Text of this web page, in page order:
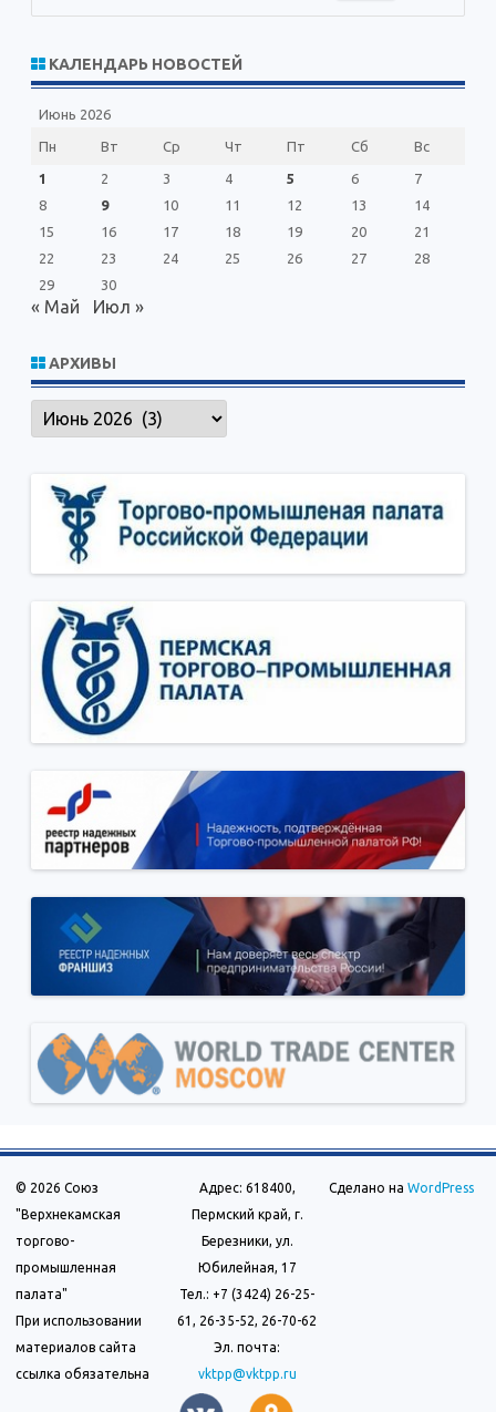
с
к
КАЛЕНДАРЬ НОВОСТЕЙ
Июнь 2026
Пн Вт Ср Чт Пт Сб Вс
1 2 3 4 5 6
7
8
9 10 11 12 13
14
15
16 17 18 19 20
21
22
23 24 25 26 27
28
29
30
« Май Июл »
АРХИВЫ
Архивы
© 2026 Союз
"Верхнекамская
торгово-
промышленная
палата"
При использовании
материалов сайта
ссылка обязательна
Адрес: 618400,
Пермский край, г.
Березники, ул.
Юбилейная, 17
Тел.: +7 (3424) 26-25-
61, 26-35-52, 26-70-62
Эл. почта:
vktpp@vktpp.ru
Сделано на WordPress